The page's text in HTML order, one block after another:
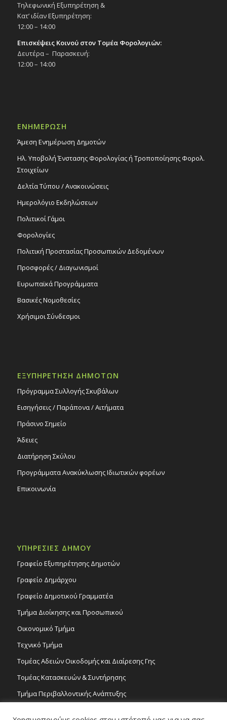
Τηλεφωνική Εξυπηρέτηση &
Κατ’ ιδίαν Εξυπηρέτηση:
12:00 – 14:00
Επισκέψεις Κοινού στον Τομέα Φορολογιών:
Δευτέρα – Παρασκευή:
12:00 – 14:00
ΕΝΗΜΕΡΩΣΗ
Άμεση Ενημέρωση Δημοτών
Ηλ. Υποβολή Ένστασης Φορολογίας ή Τροποποίησης Φορολ.
Στοιχείων
Δελτία Τύπου / Ανακοινώσεις
Ημερολόγιο Εκδηλώσεων
Πολιτικοί Γάμοι
Φορολογίες
Πολιτική Προστασίας Προσωπικών Δεδομένων
Προσφορές / Διαγωνισμοί
Ευρωπαϊκά Προγράμματα
Βασικές Νομοθεσίες
Χρήσιμοι Σύνδεσμοι
ΕΞΥΠΗΡΕΤΗΣΗ ΔΗΜΟΤΩΝ
Πρόγραμμα Συλλογής Σκυβάλων
Εισηγήσεις / Παράπονα / Αιτήματα
Πράσινο Σημείο
Άδειες
Διατήρηση Σκύλου
Προγράμματα Ανακύκλωσης Ιδιωτικών φορέων
Επικοινωνία
ΥΠΗΡΕΣΙΕΣ ΔΗΜΟΥ
Γραφείο Εξυπηρέτησης Δημοτών
Γραφείο Δημάρχου
Γραφείο Δημοτικού Γραμματέα
Τμήμα Διοίκησης και Προσωπικού
Οικονομικό Τμήμα
Τεχνικό Τμήμα
Τομέας Αδειών Οικοδομής και Διαίρεσης Γης
Τομέας Κατασκευών & Συντήρησης
Τμήμα Περιβαλλοντικής Ανάπτυξης